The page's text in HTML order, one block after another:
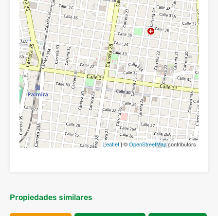
Leaflet| ©OpenStreetMapcontributors
Propiedades similares